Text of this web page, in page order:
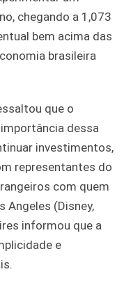
chegando a 1,073
bem acima das
brasileira
que o
dessa
investimentos,
representantes do
com quem
Angeles (Disney,
informou que a
e